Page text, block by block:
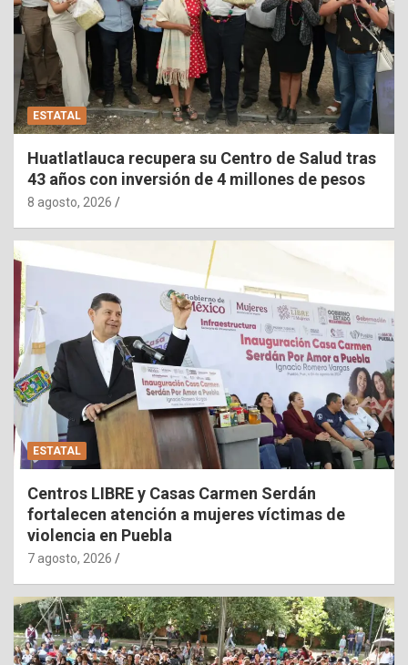
ESTATAL
Huatlatlauca recupera su Centro de Salud tras
43 años con inversión de 4 millones de pesos
8 agosto, 2026
ESTATAL
Centros LIBRE y Casas Carmen Serdán
fortalecen atención a mujeres víctimas de
violencia en Puebla
7 agosto, 2026